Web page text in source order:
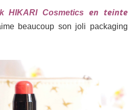
HIKARI Cosmetics
en teinte
beaucoup son joli packaging